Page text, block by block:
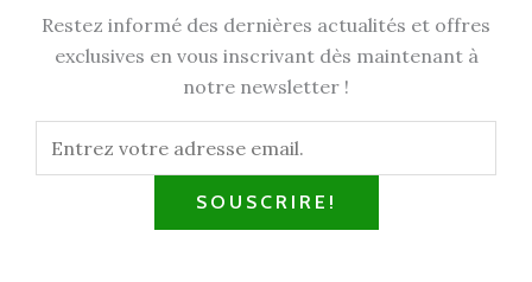
Restez informé des dernières actualités et offres
exclusives en vous inscrivant dès maintenant à
notre newsletter !
SOUSCRIRE!